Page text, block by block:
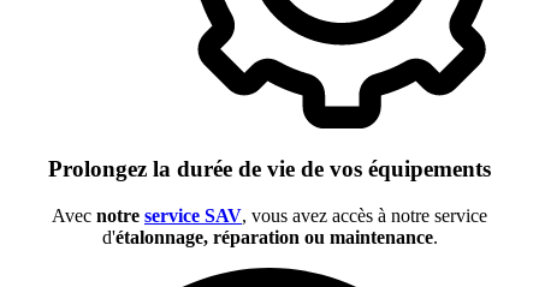
Prolongez la durée de vie de vos équipements
Avec notre service SAV, vous avez accès à notre service
d'étalonnage, réparation ou maintenance.